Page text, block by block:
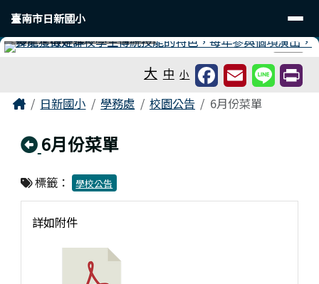
臺南市日新國小
導覽列
臺南市日新國小
⏸
大 中 小
主內容區域
Home日新國小 學務處 校園公告 6月份菜單
回上頁
6月份菜單
標籤： 學校公告
詳如附件
頁尾區域